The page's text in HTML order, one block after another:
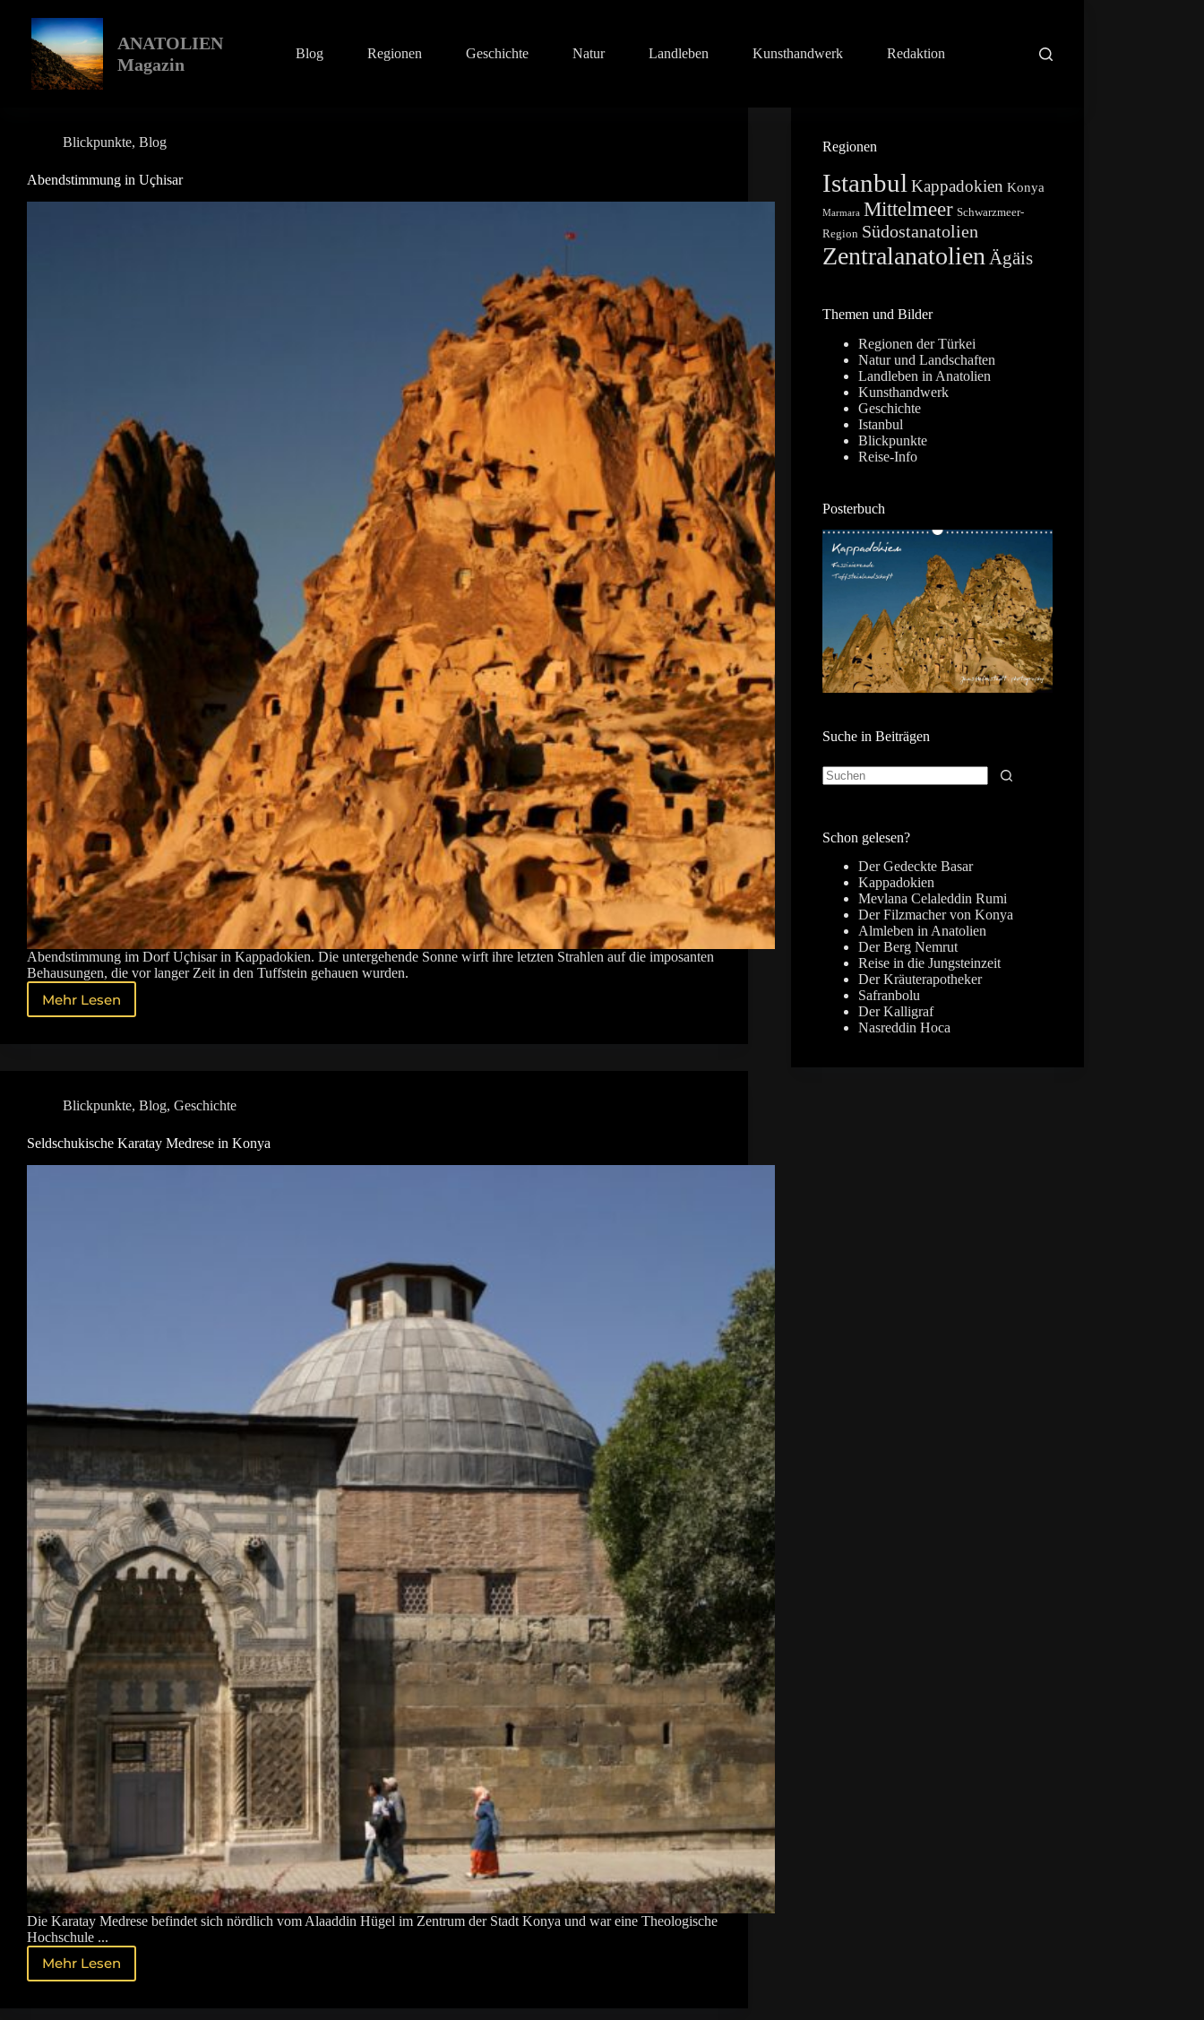
springen
ANATOLIEN
Magazin
Blog Regionen Geschichte Natur Landleben Kunsthandwerk Redaktion
Blickpunkte, Blog
Abendstimmung in Uçhisar
Abendstimmung im Dorf Uçhisar in Kappadokien. Die untergehende Sonne wirft ihre letzten Strahlen auf die imposanten
Behausungen, die vor langer Zeit in den Tuffstein gehauen wurden.
Mehr LesenAbendstimmung
Blickpunkte, Blog, Geschichte
Seldschukische Karatay Medrese in Konya
Die Karatay Medrese befindet sich nördlich vom Alaaddin Hügel im Zentrum der Stadt Konya und war eine Theologische
Hochschule ...
Mehr LesenSeldschukische
Regionen
Istanbul Kappadokien Konya
Marmara Mittelmeer Schwarzmeer-
Region Südostanatolien
Zentralanatolien Ägäis
Themen und Bilder
Regionen der Türkei
Natur und Landschaften
Landleben in Anatolien
Kunsthandwerk
Geschichte
Istanbul
Blickpunkte
Reise-Info
Posterbuch
Suche in Beiträgen
Schon gelesen?
Der Gedeckte Basar
Kappadokien
Mevlana Celaleddin Rumi
Der Filzmacher von Konya
Almleben in Anatolien
Der Berg Nemrut
Reise in die Jungsteinzeit
Der Kräuterapotheker
Safranbolu
Der Kalligraf
Nasreddin Hoca